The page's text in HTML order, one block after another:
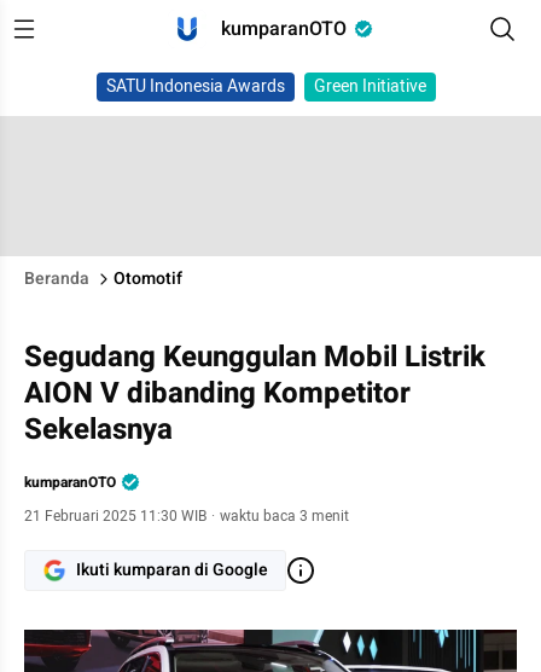
kumparanOTO
SATU Indonesia Awards Green Initiative
Beranda Otomotif
Segudang Keunggulan Mobil Listrik
AION V dibanding Kompetitor
Sekelasnya
kumparanOTO
21 Februari 2025 11:30 WIB · waktu baca 3 menit
Ikuti kumparan di Google